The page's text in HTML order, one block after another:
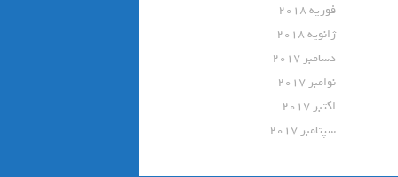
فوریه 2018
ژانویه 2018
دسامبر 2017
نوامبر 2017
اکتبر 2017
سپتامبر 2017